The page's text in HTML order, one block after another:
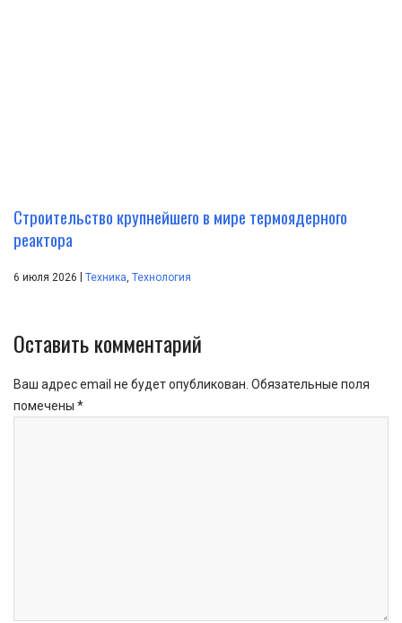
Строительство крупнейшего в мире термоядерного
реактора
6 июля 2026 | Техника, Технология
Оставить комментарий
Ваш адрес email не будет опубликован. Обязательные поля
помечены *